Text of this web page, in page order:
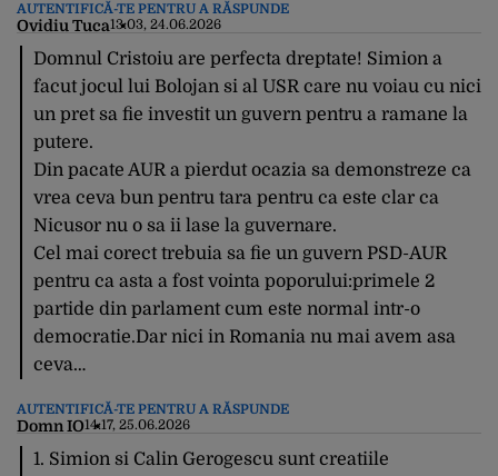
AUTENTIFICĂ-TE PENTRU A RĂSPUNDE
Ovidiu Tuca13:03, 24.06.2026
Domnul Cristoiu are perfecta dreptate! Simion a
facut jocul lui Bolojan si al USR care nu voiau cu nici
un pret sa fie investit un guvern pentru a ramane la
putere.
Din pacate AUR a pierdut ocazia sa demonstreze ca
vrea ceva bun pentru tara pentru ca este clar ca
Nicusor nu o sa ii lase la guvernare.
Cel mai corect trebuia sa fie un guvern PSD-AUR
pentru ca asta a fost vointa poporului:primele 2
partide din parlament cum este normal intr-o
democratie.Dar nici in Romania nu mai avem asa
ceva…
AUTENTIFICĂ-TE PENTRU A RĂSPUNDE
Domn IO14:17, 25.06.2026
1. Simion si Calin Gerogescu sunt creatiile